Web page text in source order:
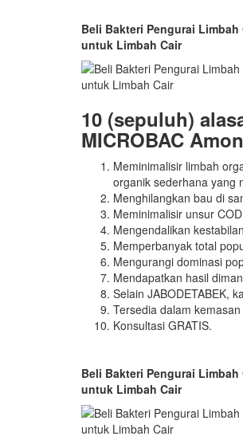
Beli Bakteri Pengurai Limbah
untuk Limbah Cair
10 (sepuluh)
MICROBAC
Meminimalisir limbah
organik sederhana yang
Menghilangkan bau di
Meminimalisir unsur
Mengendalikan
Memperbanyak total
Mengurangi dominasi
Mendapatkan hasil
Selain JABODETABEK,
Tersedia dalam
Konsultasi GRATIS.
Beli Bakteri Pengurai Limbah
untuk Limbah Cair